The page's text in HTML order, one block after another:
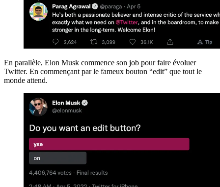
En parallèle, Elon Musk commence son job pour faire évoluer
Twitter. En commençant par le fameux bouton “edit” que tout le
monde attend.